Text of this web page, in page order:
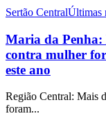
Sertão CentralÚltimas
Maria da Penha:
contra mulher
este ano
Região Central: Mais
foram...